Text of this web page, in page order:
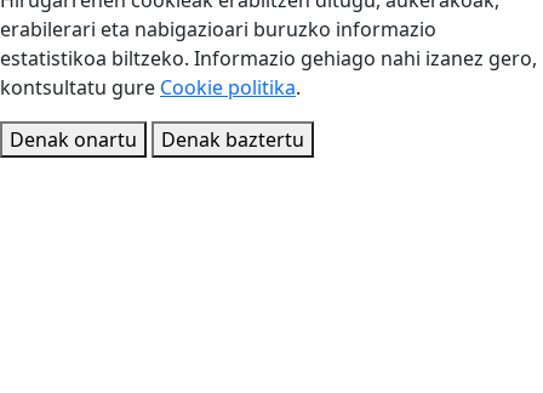
erabilerari eta nabigazioari buruzko informazio
estatistikoa biltzeko. Informazio gehiago nahi izanez gero,
kontsultatu gure Cookie politika.
Denak onartu
Denak baztertu